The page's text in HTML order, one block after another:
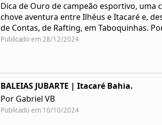
Dica de Ouro de campeão esportivo, uma
chove aventura entre Ilhéus e Itacaré e,
de Contas, de Rafting, em Taboquinhas.
Publicado em 28/12/2024
BALEIAS JUBARTE | Itacaré Bahia.
Por Gabriel VB
Publicado em 10/10/2024